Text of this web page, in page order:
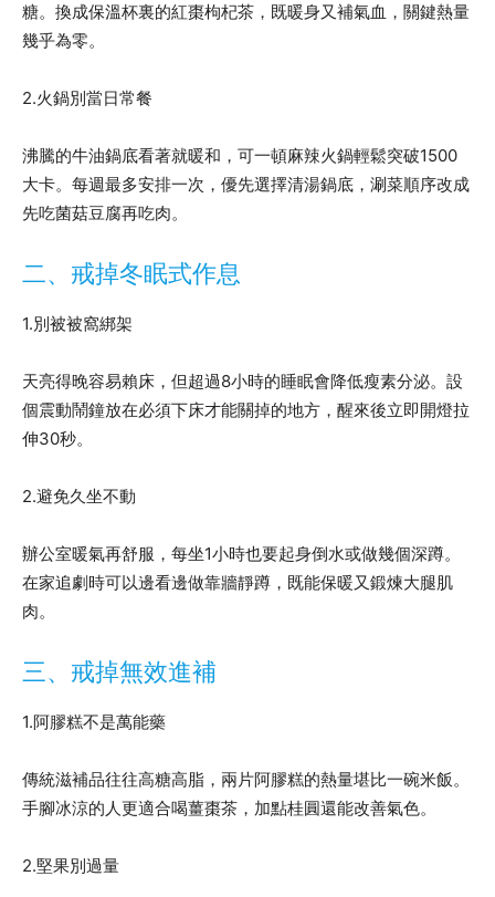
糖。換成保溫杯裏的紅棗枸杞茶，既暖身又補氣血，關鍵熱量
幾乎為零。
2.火鍋別當日常餐
沸騰的牛油鍋底看著就暖和，可一頓麻辣火鍋輕鬆突破1500
大卡。每週最多安排一次，優先選擇清湯鍋底，涮菜順序改成
先吃菌菇豆腐再吃肉。
二、戒掉冬眠式作息
1.別被被窩綁架
天亮得晚容易賴床，但超過8小時的睡眠會降低瘦素分泌。設
個震動鬧鐘放在必須下床才能關掉的地方，醒來後立即開燈拉
伸30秒。
2.避免久坐不動
辦公室暖氣再舒服，每坐1小時也要起身倒水或做幾個深蹲。
在家追劇時可以邊看邊做靠牆靜蹲，既能保暖又鍛煉大腿肌
肉。
三、戒掉無效進補
1.阿膠糕不是萬能藥
傳統滋補品往往高糖高脂，兩片阿膠糕的熱量堪比一碗米飯。
手腳冰涼的人更適合喝薑棗茶，加點桂圓還能改善氣色。
2.堅果別過量